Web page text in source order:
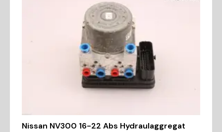
Nissan NV300 16-22 Abs Hydraulaggregat